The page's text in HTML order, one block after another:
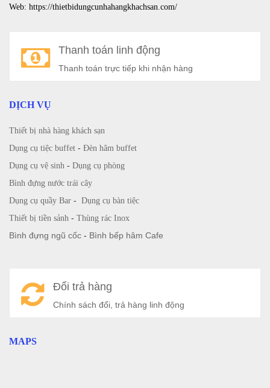
Web: https://thietbidungcunhahangkhachsan.com/
Thanh toán linh động
Thanh toán trực tiếp khi nhận hàng
DỊCH VỤ
Thiết bị nhà hàng khách sạn
Dụng cụ tiệc buffet - Đèn hâm buffet
Dụng cụ vệ sinh - Dụng cụ phòng
Bình đựng nước trái cây
Dụng cụ quầy Bar - Dụng cụ bàn tiệc
Thiết bị tiền sảnh - Thùng rác Inox
Bình đựng ngũ cốc - Bình bếp hâm Cafe
Đổi trả hàng
Chính sách đổi, trả hàng linh động
MAPS